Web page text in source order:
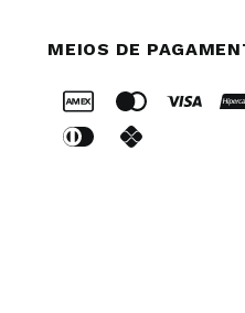
MEIOS DE